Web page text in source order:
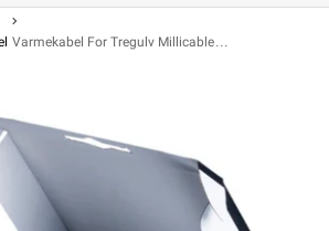
Varmekabel For Tregulv Millicable